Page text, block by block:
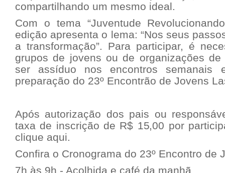
compartilhando um mesmo ideal.
Com o tema “Juventude
edição apresenta o lema: “Nos seus
a transformação”. Para participar, é
grupos de jovens ou de organizações
ser assíduo nos encontros semanais
preparação do 23º Encontrão de Jovens
Após autorização dos pais ou
taxa de inscrição de R$ 15,00 por
clique aqui.
Confira o Cronograma do 23º Encontro de
7h às 9h - Acolhida e café da manhã